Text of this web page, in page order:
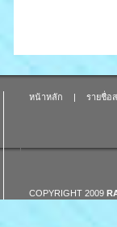
หน้าหลัก | รายชื่อ
COPYRIGHT 2009